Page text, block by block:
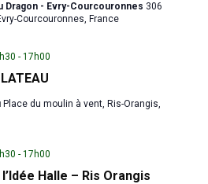
Dragon - Evry-Courcouronnes 306
Courcouronnes, France
- 17h00
Place du moulin à vent, Ris-Orangis,
Halle – Ris Orangis
- 17h00